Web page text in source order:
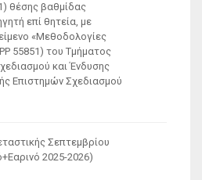
θέσης βαθμίδας
επί θητεία, με
«Μεθοδολογίες
55851) του Τμήματος
και Ένδυσης
Επιστημών Σχεδιασμού
Σεπτεμβρίου
2025-2026)